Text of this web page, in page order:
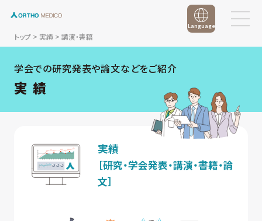
トップ> 実績 > 講演・書籍
Language
学会での研究発表や論文などをご紹介
実 績
実績
［研究・学会発表・講演・書籍・論
文］